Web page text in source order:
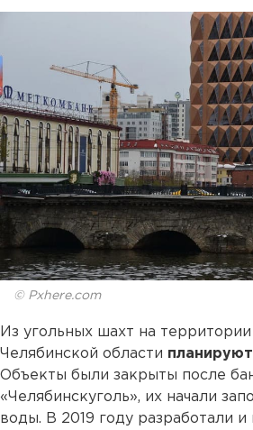
© Pxhere.com
Из угольных шахт на
Челябинской области
Объекты были закрыты после
«Челябинскуголь», их начали
воды. В 2019 году разработали и